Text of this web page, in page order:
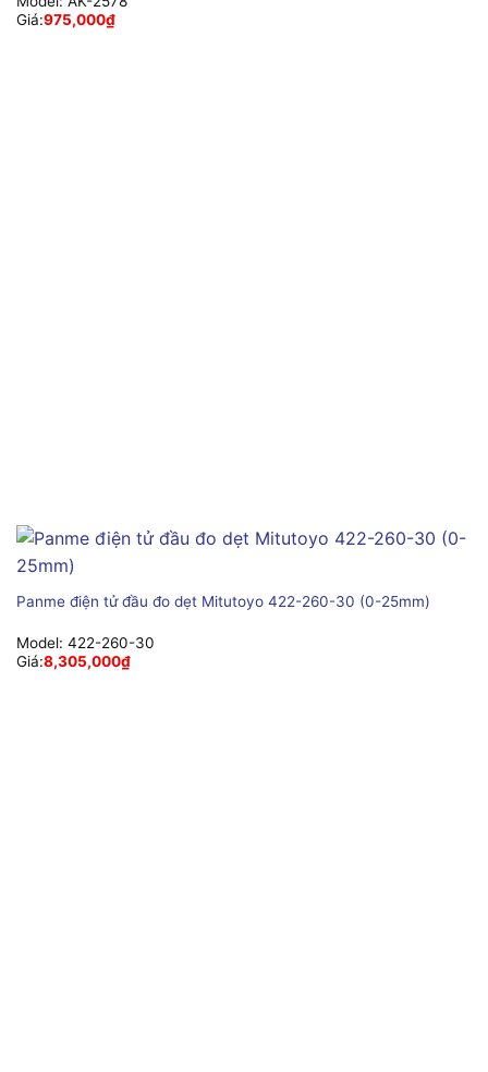
Giá:975,000₫
Panme điện tử đầu đo dẹt Mitutoyo 422-260-30 (0-25mm)
Model: 422-260-30
Giá:8,305,000₫